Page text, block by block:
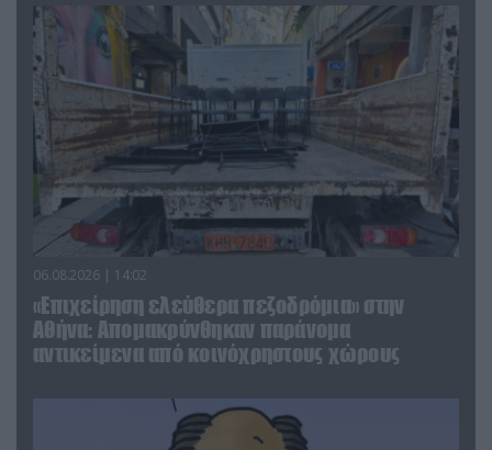
06.08.2026 | 14:02
«Επιχείρηση ελεύθερα πεζοδρόμια» στην
Αθήνα: Απομακρύνθηκαν παράνομα
αντικείμενα από κοινόχρηστους χώρους